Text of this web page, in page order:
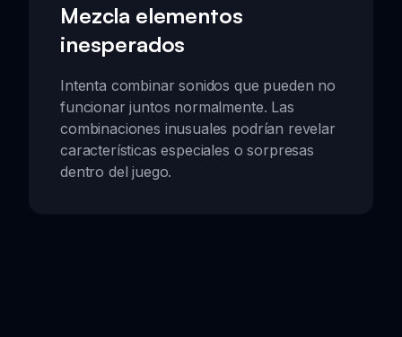
Mezcla elementos
inesperados
Intenta combinar sonidos que pueden no
funcionar juntos normalmente. Las
combinaciones inusuales podrían revelar
características especiales o sorpresas
dentro del juego.